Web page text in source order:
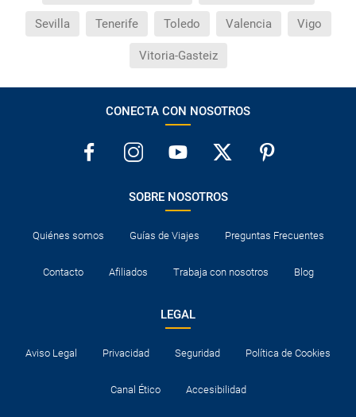
Sevilla Tenerife Toledo Valencia Vigo
Vitoria-Gasteiz
CONECTA CON NOSOTROS
SOBRE NOSOTROS
Quiénes somos Guías de Viajes Preguntas Frecuentes
Contacto Afiliados Trabaja con nosotros Blog
LEGAL
Aviso Legal Privacidad Seguridad Política de Cookies
Canal Ético Accesibilidad